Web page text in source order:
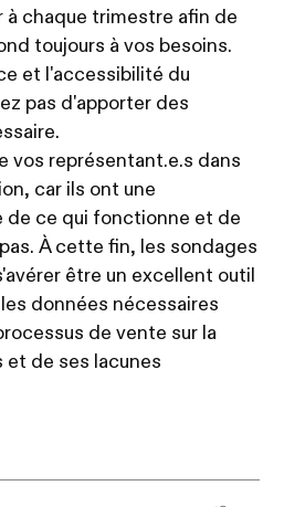
à chaque trimestre afin de
toujours à vos besoins.
et l'accessibilité du
pas d'apporter des
vos représentant.e.s dans
car ils ont une
de ce qui fonctionne et de
À cette fin, les sondages
être un excellent outil
données nécessaires
de vente sur la
et de ses lacunes